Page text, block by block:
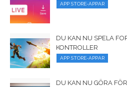
APP STORE-APPAR
DU KAN NU SPELA
KONTROLLER
APP STORE-APPAR
DU KAN NU GÖRA